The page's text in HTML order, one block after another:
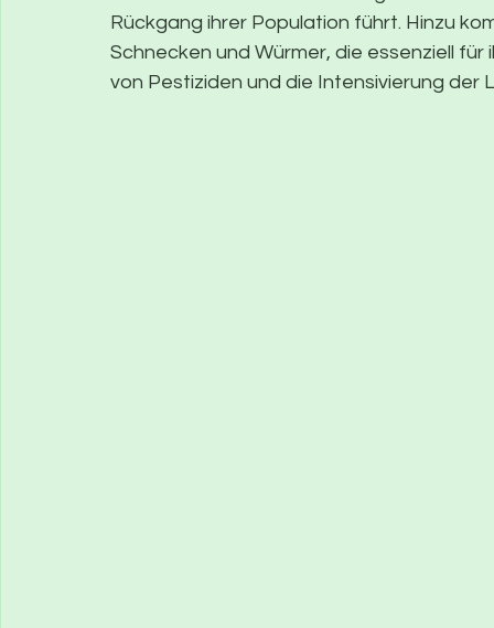
Rückgang ihrer Population führt. Hinzu
Schnecken und Würmer, die essenziell
von Pestiziden und die Intensivierung der